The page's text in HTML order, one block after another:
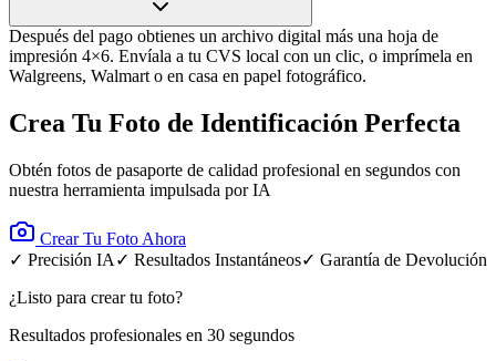
Después del pago obtienes un archivo digital más una hoja de
impresión 4×6. Envíala a tu CVS local con un clic, o imprímela en
Walgreens, Walmart o en casa en papel fotográfico.
Crea Tu Foto de Identificación Perfecta
Obtén fotos de pasaporte de calidad profesional en segundos con
nuestra herramienta impulsada por IA
Crear Tu Foto Ahora
✓ Precisión IA ✓ Resultados Instantáneos✓ Garantía de Devolución
¿Listo para crear tu foto?
Resultados profesionales en 30 segundos